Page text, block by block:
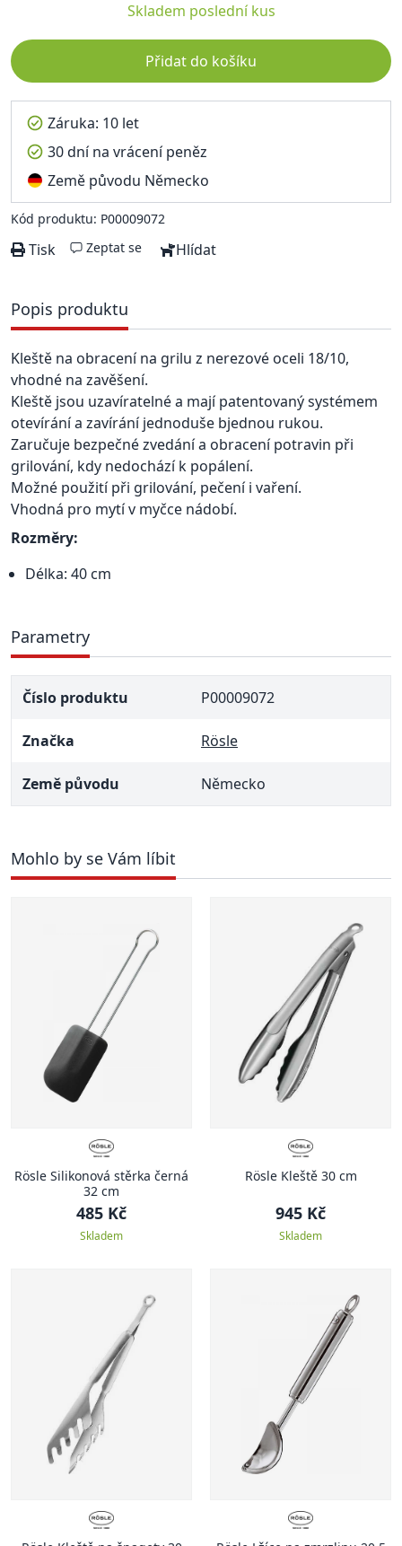
Skladem poslední kus
Přidat do košíku
Záruka: 10 let
30 dní na vrácení peněz
Země původu Německo
Kód produktu: P00009072
Tisk Zeptat se Hlídat
Popis produktu
Kleště na obracení na grilu z nerezové oceli 18/10,
vhodné na zavěšení.
Kleště jsou uzavíratelné a mají patentovaný systémem
otevírání a zavírání jednoduše bjednou rukou.
Zaručuje bezpečné zvedání a obracení potravin při
grilování, kdy nedochází k popálení.
Možné použití při grilování, pečení i vaření.
Vhodná pro mytí v myčce nádobí.
Rozměry:
Délka: 40 cm
Parametry
Číslo produktu P00009072
Značka Rösle
Země původu Německo
Mohlo by se Vám líbit
Rösle Silikonová stěrka černá
32 cm
485 Kč
Skladem
Rösle Kleště 30 cm
945 Kč
Skladem